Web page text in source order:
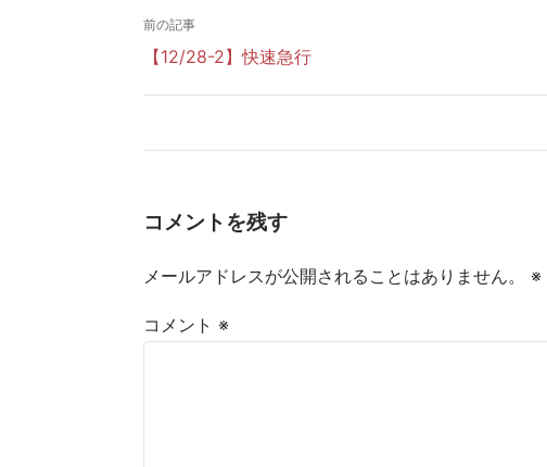
前の記事
【12/28-2】快速急行
コメントを残す
メールアドレスが公開されることはありません。 ※
コメント ※